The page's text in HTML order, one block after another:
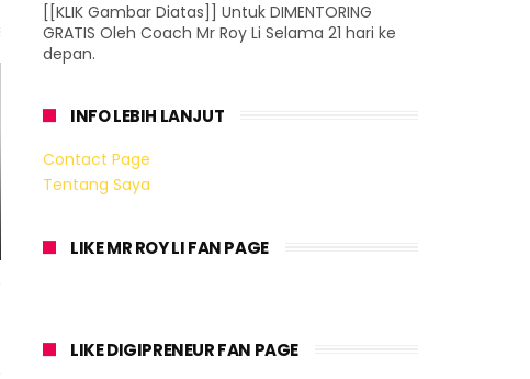
[[KLIK Gambar Diatas]] Untuk DIMENTORING
GRATIS Oleh Coach Mr Roy Li Selama 21 hari ke
depan.
INFO LEBIH LANJUT
Contact Page
Tentang Saya
LIKE MR ROY LI FAN PAGE
LIKE DIGIPRENEUR FAN PAGE